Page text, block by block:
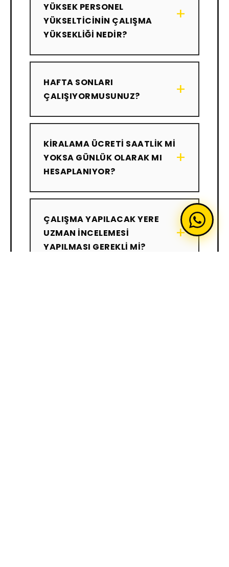
YÜKSEK PERSONEL
YÜKSELTICININ ÇALIŞMA
YÜKSEKLIĞI NEDIR?
+
HAFTA SONLARI
ÇALIŞIYORMUSUNUZ?
+
KIRALAMA ÜCRETI SAATLIK MI
YOKSA GÜNLÜK OLARAK MI
HESAPLANIYOR?
+
ÇALIŞMA YAPILACAK YERE
UZMAN INCELEMESI
YAPILMASI GEREKLI MI?
+